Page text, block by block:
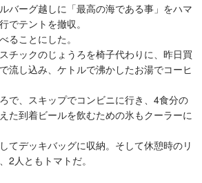
バーグ越しに「最高の海である事」をハマ
でテントを撤収。
ることにした。
チックのじょうろを椅子代わりに、昨日買
流し込み、ケトルで沸かしたお湯でコーヒ
で、スキップでコンビニに行き、4食分の
た到着ビールを飲むための氷もクーラーに
てデッキバッグに収納。そして休憩時のリ
2人ともトマトだ。